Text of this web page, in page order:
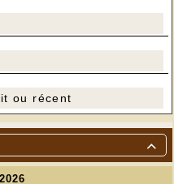

ou récent